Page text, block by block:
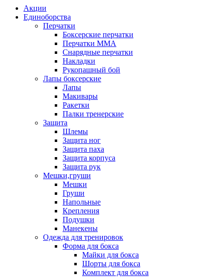
Акции
Единоборства
Перчатки
Боксерские перчатки
Перчатки ММА
Снарядные перчатки
Накладки
Рукопашный бой
Лапы боксерские
Лапы
Макивары
Ракетки
Палки тренерские
Защита
Шлемы
Защита ног
Защита паха
Защита корпуса
Защита рук
Мешки,груши
Мешки
Груши
Напольные
Крепления
Подушки
Манекены
Одежда для тренировок
Форма для бокса
Майки для бокса
Шорты для бокса
Комплект для бокса